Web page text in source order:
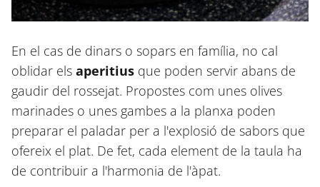
En el cas de dinars o sopars en família, no cal
oblidar els aperitius que poden servir abans de
gaudir del rossejat. Propostes com unes olives
marinades o unes gambes a la planxa poden
preparar el paladar per a l'explosió de sabors que
ofereix el plat. De fet, cada element de la taula ha
de contribuir a l'harmonia de l'àpat.